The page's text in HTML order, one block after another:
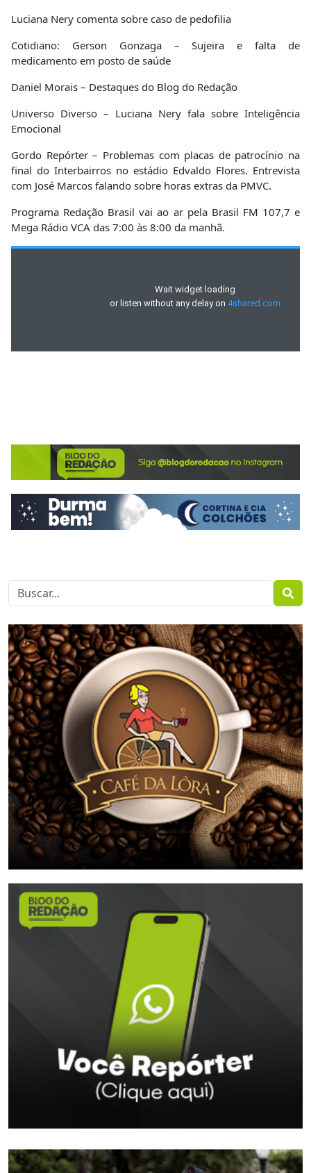
Luciana Nery comenta sobre caso de pedofilia
Cotidiano: Gerson Gonzaga – Sujeira e falta de
medicamento em posto de saúde
Daniel Morais – Destaques do Blog do Redação
Universo Diverso – Luciana Nery fala sobre Inteligência
Emocional
Gordo Repórter – Problemas com placas de patrocínio na
final do Interbairros no estádio Edvaldo Flores. Entrevista
com José Marcos falando sobre horas extras da PMVC.
Programa Redação Brasil vai ao ar pela Brasil FM 107,7 e
Mega Rádio VCA das 7:00 às 8:00 da manhã.